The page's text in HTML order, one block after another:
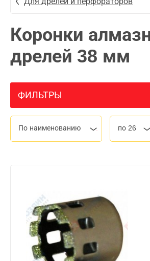
Коронки
дрелей 38 мм
ФИЛЬТРЫ
По наименованию по 26